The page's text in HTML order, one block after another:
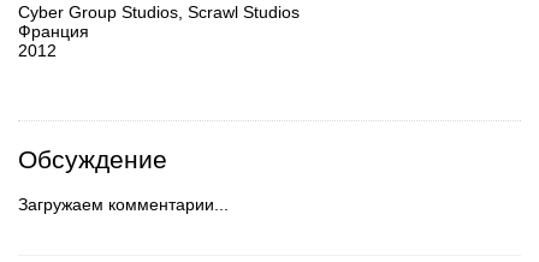
Cyber Group Studios, Scrawl Studios
Франция
2012
Обсуждение
Загружаем комментарии...